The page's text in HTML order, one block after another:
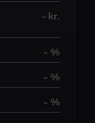
- kr.
- %
- %
- %